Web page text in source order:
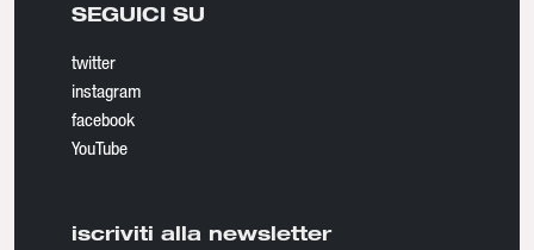
SEGUICI SU
twitter
instagram
facebook
YouTube
iscriviti alla newsletter